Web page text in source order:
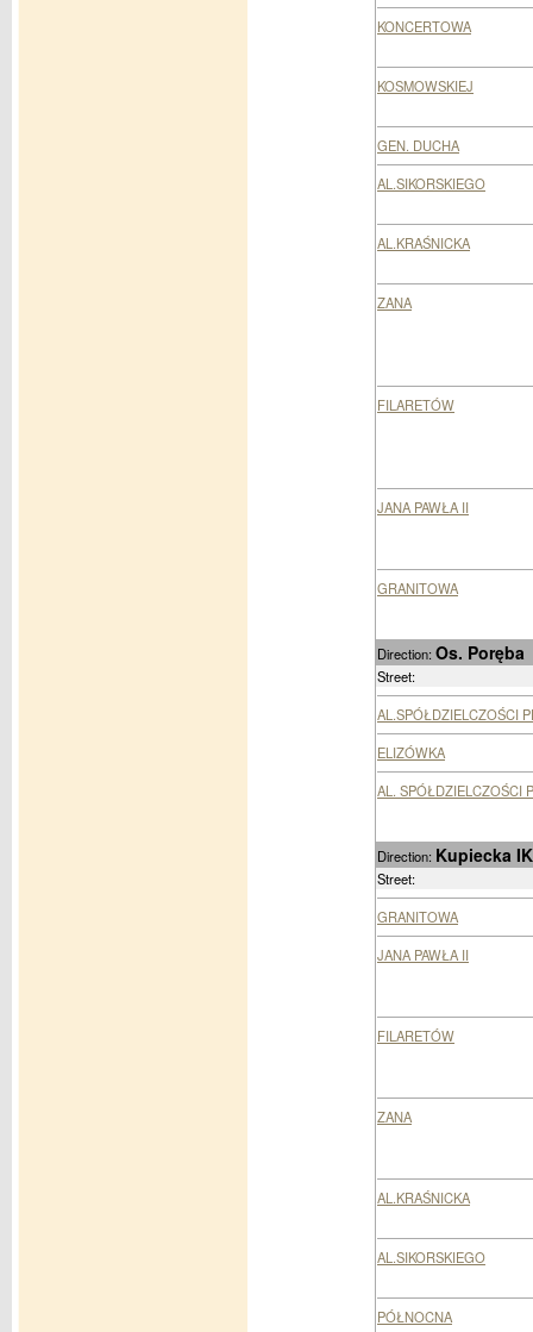
KONCERTOWA
KOSMOWSKIEJ
GEN. DUCHA
AL.SIKORSKIEGO
AL.KRAŚNICKA
ZANA
FILARETÓW
JANA PAWŁA II
GRANITOWA
Direction: Os. Poręba
Street:
AL.SPÓŁDZIELCZOŚCI
ELIZÓWKA
AL. SPÓŁDZIELCZOŚCI
Direction: Kupiecka
Street:
GRANITOWA
JANA PAWŁA II
FILARETÓW
ZANA
AL.KRAŚNICKA
AL.SIKORSKIEGO
PÓŁNOCNA